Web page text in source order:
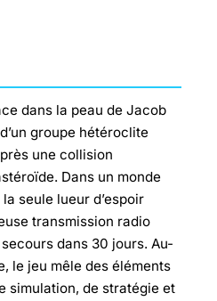
dans la peau de Jacob
groupe hétéroclite
une collision
Dans un monde
seule lueur d’espoir
transmission radio
dans 30 jours. Au-
le jeu mêle des éléments
simulation, de stratégie et